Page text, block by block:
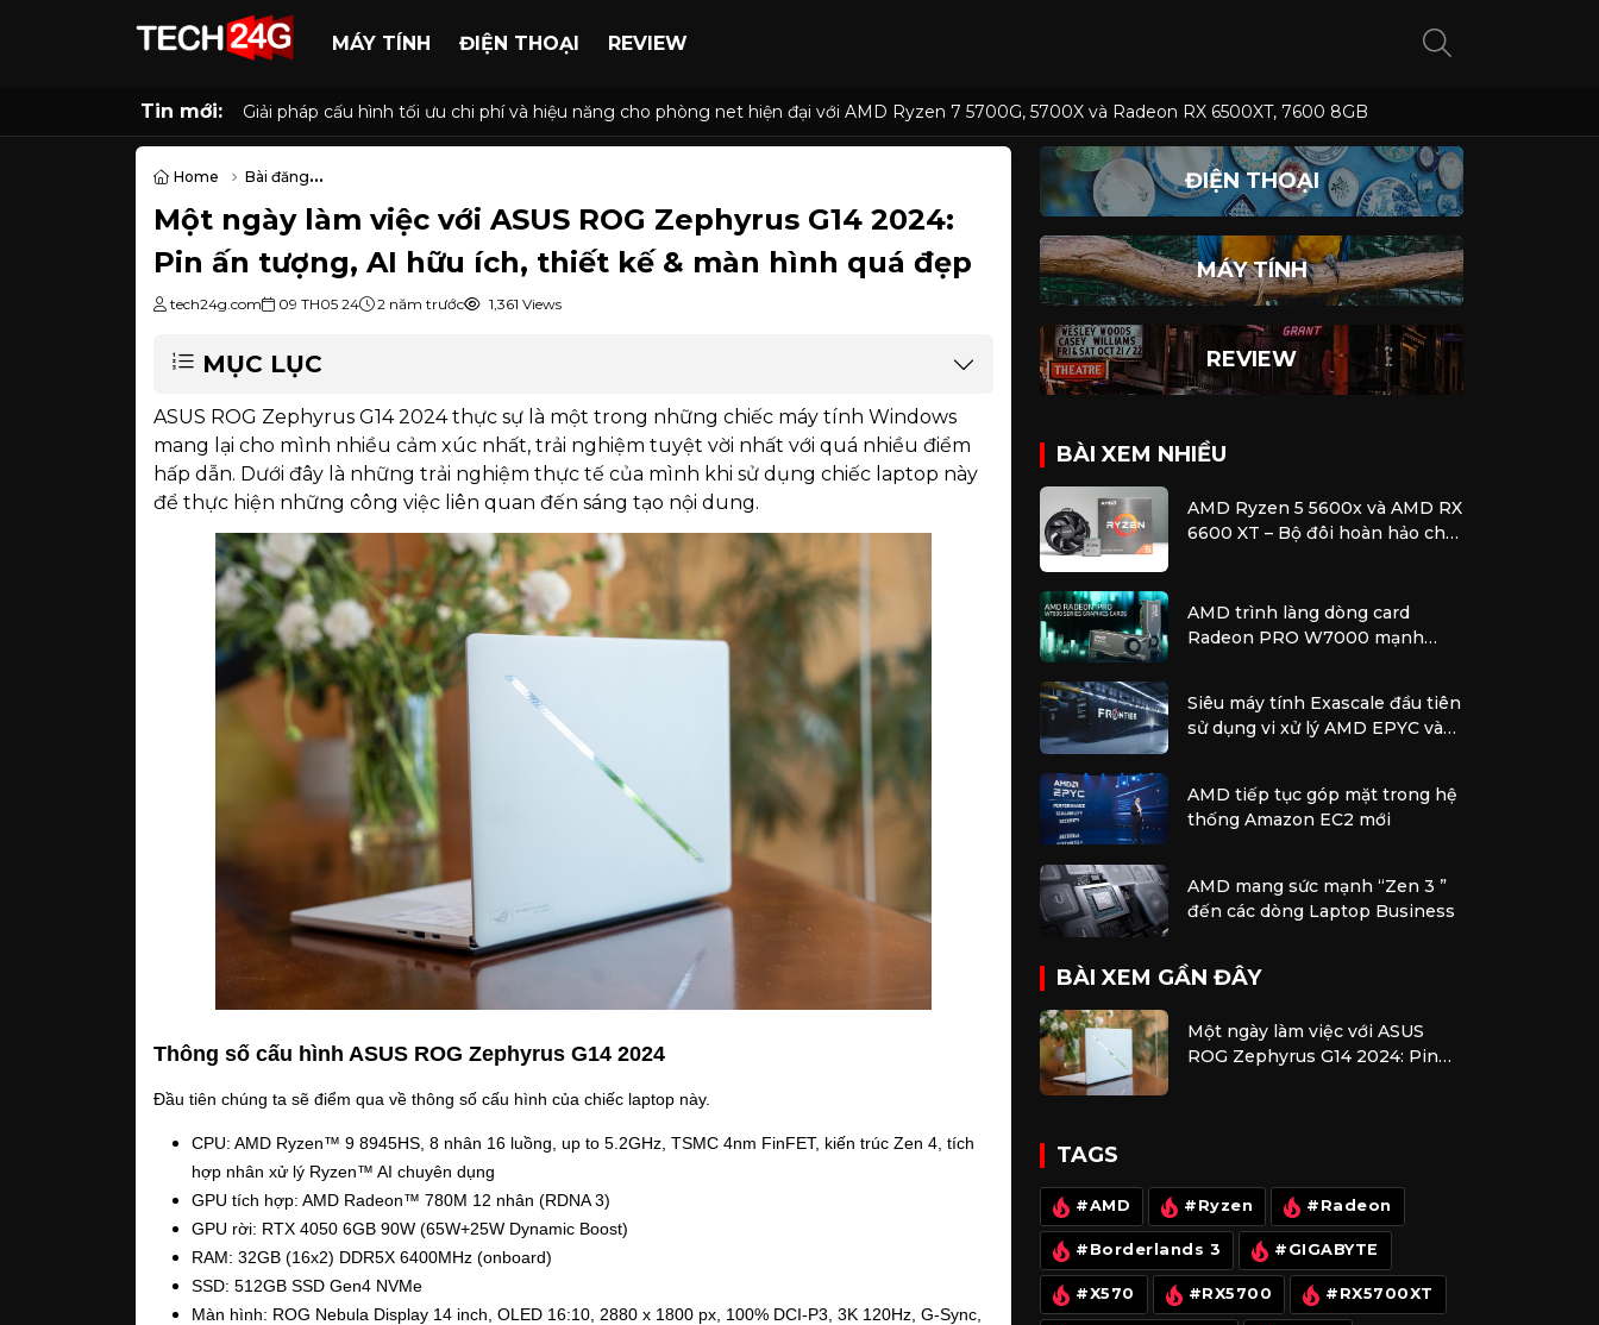
MÁY TÍNH ĐIỆN THOẠI REVIEW
Tin mới: Giải pháp cấu hình tối ưu chi phí và hiệu năng cho phòng net hiện đại với AMD Ryzen 7 5700G, 5700X và Radeon RX 6500XT, 7600 8GB
Home
Bài đăng
Một ngày làm việc với ASUS ROG Zephyrus G14 2024:
Pin ấn tượng, AI hữu ích, thiết kế & màn hình quá đẹp
tech24g.com 09 TH05 24 2 năm trước 1,361 Views
MỤC LỤC
ASUS ROG Zephyrus G14 2024 thực sự là một trong những chiếc máy tính Windows
mang lại cho mình nhiều cảm xúc nhất, trải nghiệm tuyệt vời nhất với quá nhiều điểm
hấp dẫn. Dưới đây là những trải nghiệm thực tế của mình khi sử dụng chiếc laptop này
để thực hiện những công việc liên quan đến sáng tạo nội dung.
Thông số cấu hình ASUS ROG Zephyrus G14 2024
Đầu tiên chúng ta sẽ điểm qua về thông số cấu hình của chiếc laptop này.
CPU: AMD Ryzen™ 9 8945HS, 8 nhân 16 luồng, up to 5.2GHz, TSMC 4nm FinFET, kiến trúc Zen 4, tích
hợp nhân xử lý Ryzen™ AI chuyên dụng
GPU tích hợp: AMD Radeon™ 780M 12 nhân (RDNA 3)
GPU rời: RTX 4050 6GB 90W (65W+25W Dynamic Boost)
RAM: 32GB (16x2) DDR5X 6400MHz (onboard)
SSD: 512GB SSD Gen4 NVMe
Màn hình: ROG Nebula Display 14 inch, OLED 16:10, 2880 x 1800 px, 100% DCI-P3, 3K 120Hz, G-Sync,
ĐIỆN THOẠI
MÁY TÍNH
REVIEW
BÀI XEM NHIỀU
AMD Ryzen 5 5600x và AMD RX
6600 XT – Bộ đôi hoàn hảo cho
AMD trình làng dòng card
Radeon PRO W7000 mạnh
Siêu máy tính Exascale đầu tiên
sử dụng vi xử lý AMD EPYC và
AMD tiếp tục góp mặt trong hệ
thống Amazon EC2 mới
AMD mang sức mạnh “Zen 3 ”
đến các dòng Laptop Business
BÀI XEM GẦN ĐÂY
Một ngày làm việc với ASUS
ROG Zephyrus G14 2024: Pin
TAGS
#AMD #Ryzen #Radeon
#Borderlands 3 #GIGABYTE
#X570 #RX5700 #RX5700XT